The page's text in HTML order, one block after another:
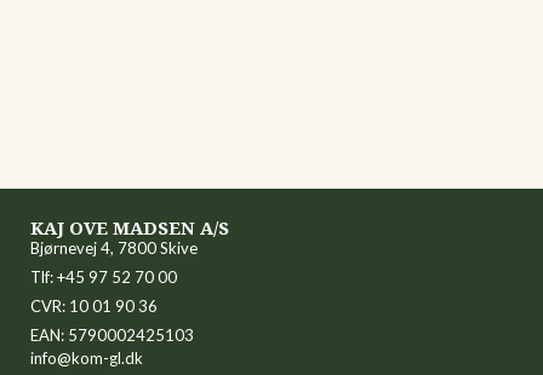
KAJ OVE MADSEN A/S
Bjørnevej 4, 7800 Skive
Tlf: +45 97 52 70 00
CVR: 10 01 90 36
EAN: 5790002425103
info@kom-gl.dk